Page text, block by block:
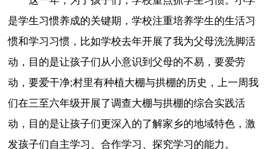
是学生习惯养成的关键期，学校注重培养学生的生活习
惯和学习习惯，比如学校去年开展了我为父母洗洗脚活
动，目的是让孩子们从小意识到父母的不易，要爱劳
动，要爱干净;村里有种植大棚与拱棚的历史，上一周我
们在三至六年级开展了调查大棚与拱棚的综合实践活
动，目的是让孩子们更深入的了解家乡的地域特色，激
发孩子们自主学习、合作学习、探究学习的能力。